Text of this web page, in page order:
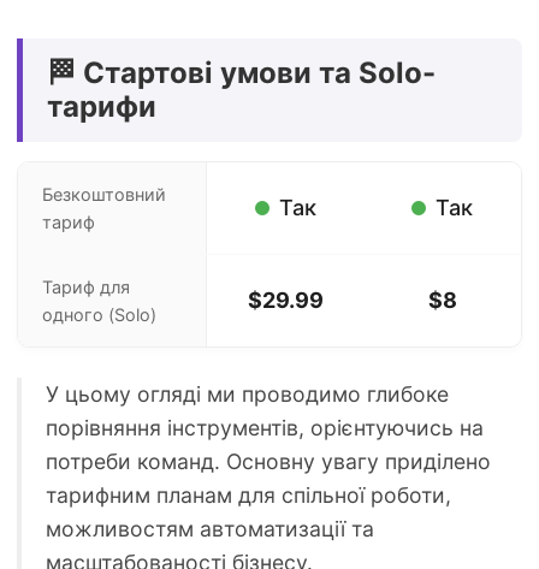
🏁 Стартові умови та Solo-
тарифи
Безкоштовний
тариф
Так Так
Тариф для
одного (Solo)
$29.99 $8
У цьому огляді ми проводимо глибоке
порівняння інструментів, орієнтуючись на
потреби команд. Основну увагу приділено
тарифним планам для спільної роботи,
можливостям автоматизації та
масштабованості бізнесу.